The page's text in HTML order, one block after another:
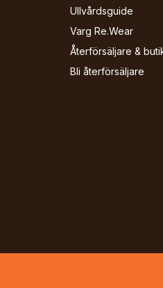
Ullvårdsguide
Varg Re.Wear
Återförsäljare &
Bli återförsäljare